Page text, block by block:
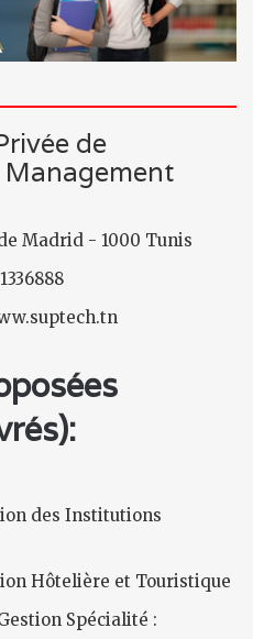
de
Madrid - 1000 Tunis
des Institutions
Hôtelière et Touristique
Spécialité :